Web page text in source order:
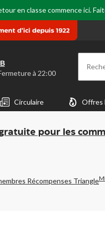
en classe commence ici.
⋅ Fermeture à 22:00
Circulaire Offres
pour les
Récompenses Triangle